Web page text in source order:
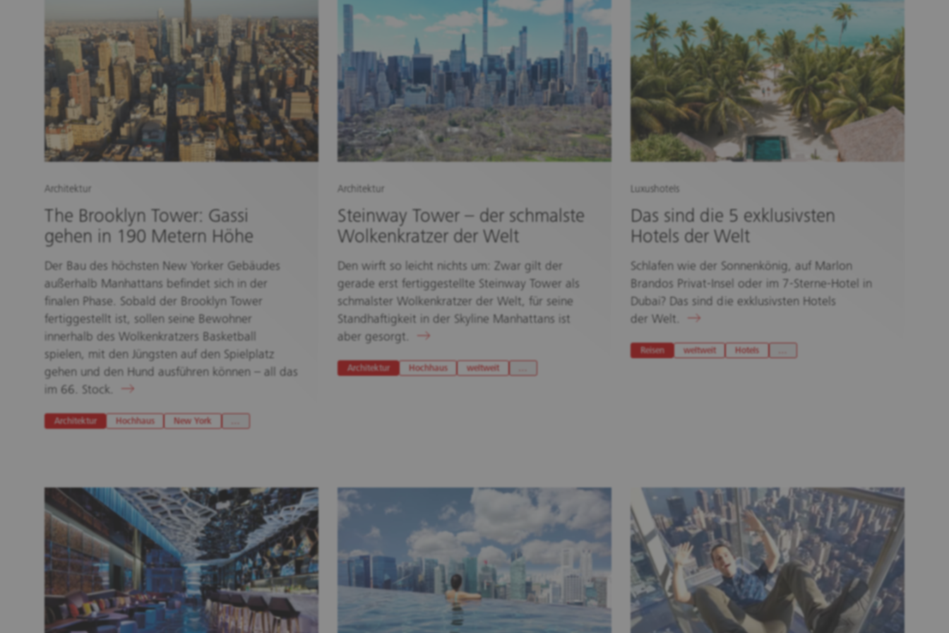
Architektur
The Brooklyn Tower: Gassi
gehen in 190 Metern Höhe
Der Bau des höchsten New Yorker Gebäudes
außerhalb Manhattans befindet sich in der
finalen Phase. Sobald der Brooklyn Tower
fertiggestellt ist, sollen seine Bewohner
innerhalb des Wolkenkratzers Basketball
spielen, mit den Jüngsten auf den Spielplatz
gehen und den Hund ausführen können – all das
im 66. Stock.
Architektur Hochhaus New York
Architektur
Steinway Tower – der schmalste
Wolkenkratzer der Welt
Den wirft so leicht nichts um: Zwar gilt der
gerade erst fertiggestellte Steinway Tower als
schmalster Wolkenkratzer der Welt, für seine
Standhaftigkeit in der Skyline Manhattans ist
aber gesorgt.
Architektur Hochhaus weltweit
Luxushotels
Das sind die 5 exklusivsten
Hotels der Welt
Schlafen wie der Sonnenkönig, auf Marlon
Brandos Privat-Insel oder im 7-Sterne-Hotel in
Dubai? Das sind die exklusivsten Hotels
der Welt.
Reisen weltweit Hotels